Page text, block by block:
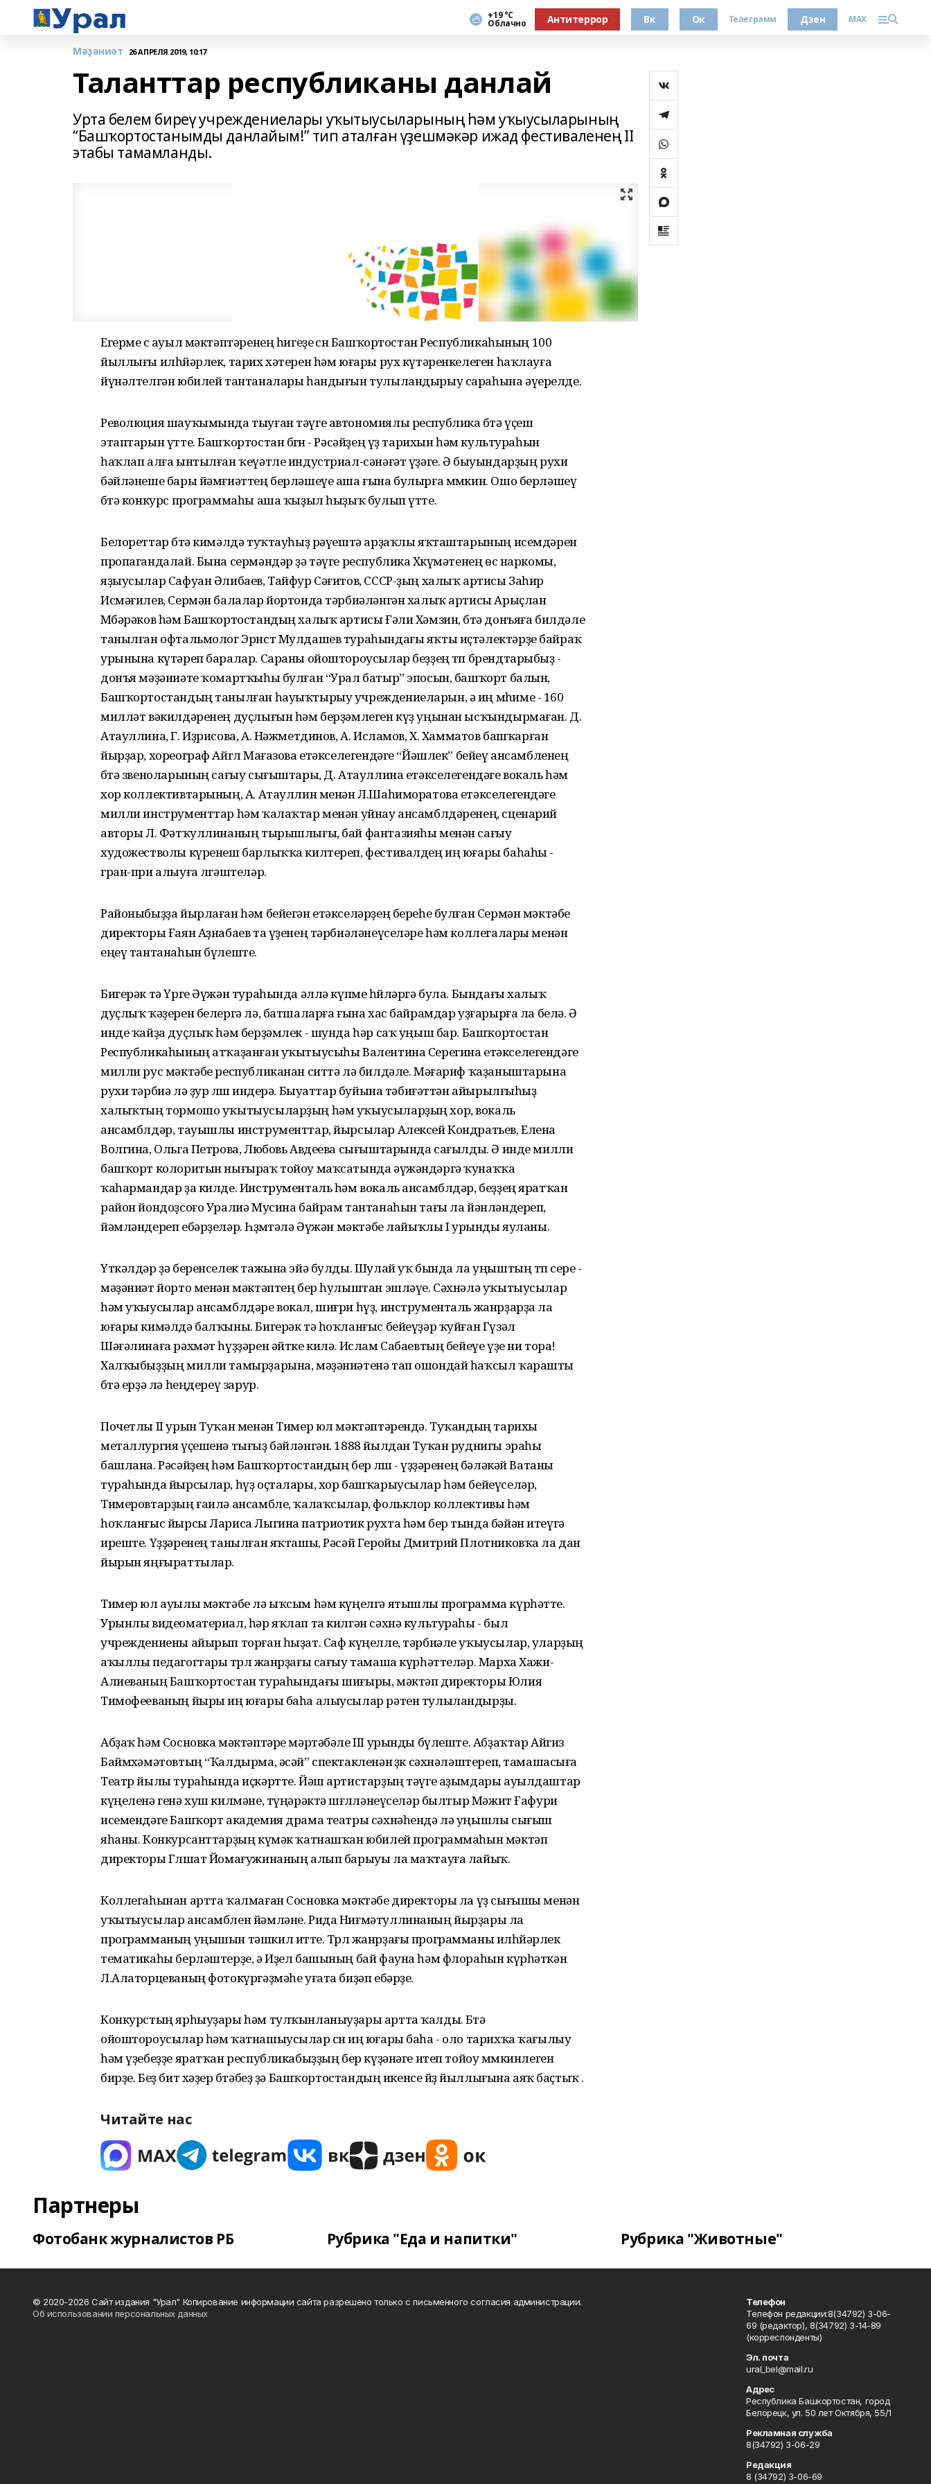
+19 °С
Облачно Антитеррор Вк Ок Телеграмм Дзен MAX
Мәҙәниәт 26 АПРЕЛЯ 2019, 10:17
Таланттар республиканы данлай
Урта белем биреү учреждениелары уҡытыусыларының һәм уҡыусыларының
“Башҡортостанымды данлайым!” тип аталған үҙешмәкәр ижад фестиваленең II
этабы тамамланды.
Егерме өс ауыл мәктәптәренең һигеҙе өсөн Башҡортостан Республикаһының 100
йыллығы илһөйәрлек, тарих хәтерен һәм юғары рух күтәренкелеген һаҡлауға
йүнәлтелгән юбилей тантаналары һандығын тулыландырыу сараһына әүерелде.
Революция шауҡымында тыуған тәүге автономиялы республика бөтә үҫеш
этаптарын үтте. Башҡортостан бөгөн - Рәсәйҙең үҙ тарихын һәм культураһын
һаҡлап алға ынтылған ҡеүәтле индустриал-сәнәғәт үҙәге. Ә быуындарҙың рухи
бәйләнеше бары йәмғиәттең берләшеүе аша ғына булырға мөмкин. Ошо берләшеү
бөтә конкурс программаһы аша ҡыҙыл һыҙыҡ булып үтте.
Белореттар бөтә кимәлдә туҡтауһыҙ рәүештә арҙаҡлы яҡташтарының исемдәрен
пропагандалай. Бына сермәндәр ҙә тәүге республика Хөкүмәтенең ѳс наркомы,
яҙыусылар Сафуан Әлибаев, Тайфур Сәғитов, СССР-ҙың халыҡ артисы Заһир
Исмәғилев, Сермән балалар йортонда тәрбиәләнгән халыҡ артисы Арыҫлан
Мөбәрәков һәм Башҡортостандың халыҡ артисы Ғәли Хәмзин, бөтә донъяға билдәле
танылған офтальмолог Эрнст Мулдашев тураһындағы яҡты иҫтәлектәрҙе байраҡ
урынына күтәреп баралар. Сараны ойоштороусылар беҙҙең төп брендтарыбыҙ -
донъя мәҙәниәте ҡомартҡыһы булған “Урал батыр” эпосын, башҡорт балын,
Башҡортостандың танылған һауыҡтырыу учреждениеларын, ә иң мөһиме - 160
милләт вәкилдәренең дуҫлығын һәм берҙәмлеген күҙ уңынан ысҡындырмаған. Д.
Атауллина, Г. Иҙрисова, А. Нәжметдинов, А. Исламов, Х. Хамматов башҡарған
йырҙар, хореограф Айгөл Мағазова етәкселегендәге “Йәшлек” бейеү ансамбленең
бөтә звеноларының сағыу сығыштары, Д. Атауллина етәкселегендәге вокаль һәм
хор коллективтарының, А. Атауллин менән Л.Шаһиморатова етәкселегендәге
милли инструменттар һәм ҡалаҡтар менән уйнау ансамблдәренең, сценарий
авторы Л. Фәтҡуллинаның тырышлығы, бай фантазияһы менән сағыу
художестволы күренеш барлыҡҡа килтереп, фестивалдең иң юғары баһаһы -
гран-при алыуға өлгәштеләр.
Районыбыҙҙа йырлаған һәм бейегән етәкселәрҙең береһе булған Сермән мәктәбе
директоры Ғаян Аҙнабаев та үҙенең тәрбиәләнеүселәре һәм коллегалары менән
еңеү тантанаһын бүлеште.
Бигерәк тә Үрге Әүжән тураһында әллә күпме һөйләргә була. Бындағы халыҡ
дуҫлыҡ ҡәҙерен белергә лә, батшаларға ғына хас байрамдар уҙғарырға ла белә. Ә
инде ҡайҙа дуҫлыҡ һәм берҙәмлек - шунда һәр саҡ уңыш бар. Башҡортостан
Республикаһының атҡаҙанған уҡытыусыһы Валентина Серегина етәкселегендәге
милли рус мәктәбе республиканан ситтә лә билдәле. Мәғариф ҡаҙаныштарына
рухи тәрбиә лә ҙур өлөш индерә. Быуаттар буйына тәбиғәттән айырылғыһыҙ
халыҡтың тормошо уҡытыусыларҙың һәм уҡыусыларҙың хор, вокаль
ансамблдәр, тауышлы инструменттар, йырсылар Алексей Кондратьев, Елена
Волгина, Ольга Петрова, Любовь Авдеева сығыштарында сағылды. Ә инде милли
башҡорт колоритын нығыраҡ тойоу маҡсатында әүжәндәргә ҡунаҡҡа
ҡаһармандар ҙа килде. Инструменталь һәм вокаль ансамблдәр, беҙҙең яратҡан
район йондоҙсоғо Уралиә Мусина байрам тантанаһын тағы ла йәнләндереп,
йәмләндереп ебәрҙеләр. Һөҙөмтәлә Әүжән мәктәбе лайыҡлы I урынды яуланы.
Үткәлдәр ҙә беренселек тажына эйә булды. Шулай уҡ бында ла уңыштың төп сере -
мәҙәниәт йорто менән мәктәптең бер һулыштан эшләүе. Сәхнәлә уҡытыусылар
һәм уҡыусылар ансамблдәре вокал, шиғри һүҙ, инструменталь жанрҙарҙа ла
юғары кимәлдә балҡыны. Бигерәк тә һоҡланғыс бейеүҙәр ҡуйған Гүзәл
Шәғәлинаға рәхмәт һүҙҙәрен әйтке килә. Ислам Сабаевтың бейеүе үҙе ни тора!
Халҡыбыҙҙың милли тамырҙарына, мәҙәниәтенә тап ошондай һаҡсыл ҡарашты
бөтә ерҙә лә һеңдереү зарур.
Почетлы II урын Туҡан менән Тимер юл мәктәптәрендә. Туҡандың тарихы
металлургия үҫешенә тығыҙ бәйләнгән. 1888 йылдан Туҡан руднигы эраһы
башлана. Рәсәйҙең һәм Башҡортостандың бер өлөшө - үҙҙәренең бәләкәй Ватаны
тураһында йырсылар, һүҙ оҫталары, хор башҡарыусылар һәм бейеүселәр,
Тимеровтарҙың ғаилә ансамбле, ҡалаҡсылар, фольклор коллективы һәм
һоҡланғыс йырсы Лариса Лыгина патриотик рухта һәм бер тында бәйән итеүгә
иреште. Үҙҙәренең танылған яҡташы, Рәсәй Геройы Дмитрий Плотниковҡа ла дан
йырын яңғыраттылар.
Тимер юл ауылы мәктәбе лә ыҡсым һәм күңелгә ятышлы программа күрһәтте.
Урынлы видеоматериал, һәр яҡлап та килгән сәхнә культураһы - был
учреждениены айырып торған һыҙат. Саф күңелле, тәрбиәле уҡыусылар, уларҙың
аҡыллы педагогтары төрлө жанрҙағы сағыу тамаша күрһәттеләр. Марха Хажи-
Алиеваның Башҡортостан тураһындағы шиғыры, мәктәп директоры Юлия
Тимофееваның йыры иң юғары баһа алыусылар рәтен тулыландырҙы.
Абҙаҡ һәм Сосновка мәктәптәре мәртәбәле III урынды бүлеште. Абҙаҡтар Айгиз
Баймөхәмәтовтың “Ҡалдырма, әсәй” спектакленән өҙөк сәхнәләштереп, тамашасыға
Театр йылы тураһында иҫкәртте. Йәш артистарҙың тәүге аҙымдары ауылдаштар
күңеленә генә хуш килмәне, түңәрәктә шөғөлләнеүселәр былтыр Мәжит Ғафури
исемендәге Башҡорт академия драма театры сәхнәһендә лә уңышлы сығыш
яһаны. Конкурсанттарҙың күмәк ҡатнашҡан юбилей программаһын мәктәп
директоры Гөлшат Йомағужинаның алып барыуы ла маҡтауға лайыҡ.
Коллегаһынан артта ҡалмаған Сосновка мәктәбе директоры ла үҙ сығышы менән
уҡытыусылар ансамблен йәмләне. Рида Ниғмәтуллинаның йырҙары ла
программаның уңышын тәшкил итте. Төрлө жанрҙағы программаны илһөйәрлек
тематикаһы берләштерҙе, ә Иҙел башының бай фауна һәм флораһын күрһәткән
Л.Алаторцеваның фотокүргәҙмәһе уғата биҙәп ебәрҙе.
Конкурстың ярһыуҙары һәм тулҡынланыуҙары артта ҡалды. Бөтә
ойоштороусылар һәм ҡатнашыусылар өсөн иң юғары баһа - оло тарихҡа ҡағылыу
һәм үҙебеҙҙе яратҡан республикабыҙҙың бер күҙәнәге итеп тойоу мөмкинлеген
бирҙе. Беҙ бит хәҙер бөтәбеҙ ҙә Башҡортостандың икенсе йөҙ йыллығына аяҡ баҫтыҡ .
Читайте нас
Партнеры
Фотобанк журналистов РБ Рубрика "Еда и напитки" Рубрика "Животные"
© 2020-2026 Сайт издания "Урал" Копирование информации сайта разрешено только с письменного согласия администрации.
Об использовании персональных данных
Телефон
Телефон редакции:8(34792) 3-06-
69 (редактор), 8(34792) 3-14-89
(корреспонденты)
Эл. почта
ural_bel@mail.ru
Адрес
Республика Башкортостан, город
Белорецк, ул. 50 лет Октября, 55/1
Рекламная служба
8(34792) 3-06-29
Редакция
8 (34792) 3-06-69